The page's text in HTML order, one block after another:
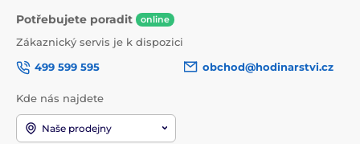
Potřebujete poradit online
Zákaznický servis je k dispozici
499 599 595
obchod@hodinarstvi.cz
Kde nás najdete
Naše prodejny